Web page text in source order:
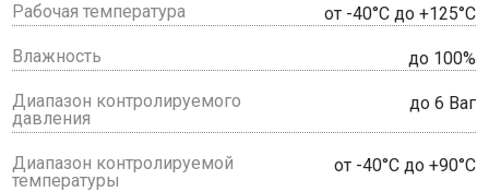
Рабочая температура от -40°С до +125°С
Влажность до 100%
Диапазон контролируемого
давления
до 6 Ваг
Диапазон контролируемой
температуры
от -40°С до +90°С